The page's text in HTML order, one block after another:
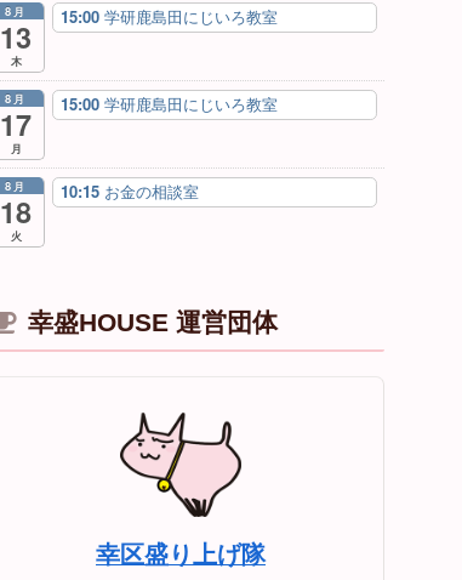
8月
13
木
15:00 学研鹿島田にじいろ教室
8月
17
月
15:00 学研鹿島田にじいろ教室
8月
18
火
10:15 お金の相談室
幸盛HOUSE 運営団体
幸区盛り上げ隊